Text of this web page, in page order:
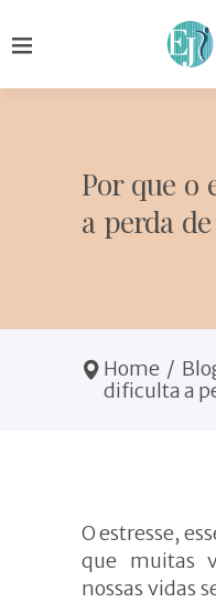
Por que o
a perda
Home /
dificulta a
O estresse,
que muitas
nossas vidas